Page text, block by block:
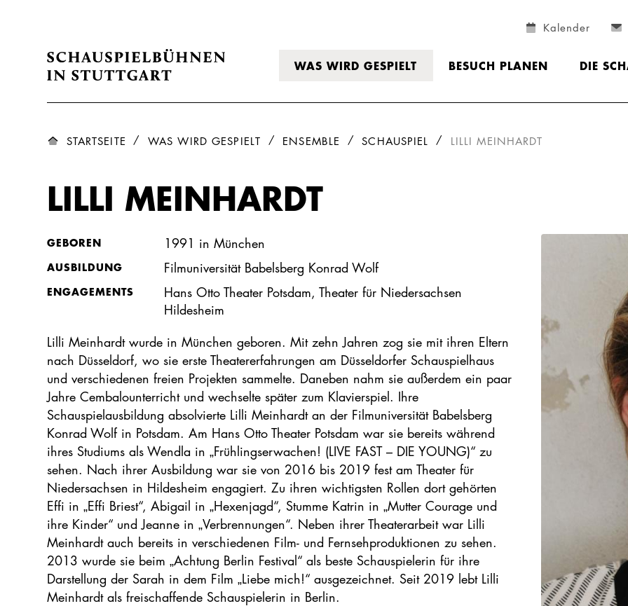
Kalender
WAS WIRD GESPIELT BESUCH PLANEN DIE
STARTSEITE WAS WIRD GESPIELT ENSEMBLE SCHAUSPIEL LILLI MEINHARDT
LILLI MEINHARDT
GEBOREN 1991 in München
AUSBILDUNG Filmuniversität Babelsberg Konrad Wolf
ENGAGEMENTS
Hans Otto Theater Potsdam, Theater für Niedersachsen
Hildesheim
Lilli Meinhardt wurde in München geboren. Mit zehn Jahren zog sie mit ihren Eltern
nach Düsseldorf, wo sie erste Theatererfahrungen am Düsseldorfer Schauspielhaus
und verschiedenen freien Projekten sammelte. Daneben nahm sie außerdem ein paar
Jahre Cembalounterricht und wechselte später zum Klavierspiel. Ihre
Schauspielausbildung absolvierte Lilli Meinhardt an der Filmuniversität Babelsberg
Konrad Wolf in Potsdam. Am Hans Otto Theater Potsdam war sie bereits während
ihres Studiums als Wendla in „Frühlingserwachen! (LIVE FAST – DIE YOUNG)“ zu
sehen. Nach ihrer Ausbildung war sie von 2016 bis 2019 fest am Theater für
Niedersachsen in Hildesheim engagiert. Zu ihren wichtigsten Rollen dort gehörten
Effi in „Effi Briest“, Abigail in „Hexenjagd“, Stumme Katrin in „Mutter Courage und
ihre Kinder“ und Jeanne in „Verbrennungen“. Neben ihrer Theaterarbeit war Lilli
Meinhardt auch bereits in verschiedenen Film- und Fernsehproduktionen zu sehen.
2013 wurde sie beim „Achtung Berlin Festival“ als beste Schauspielerin für ihre
Darstellung der Sarah in dem Film „Liebe mich!“ ausgezeichnet. Seit 2019 lebt Lilli
Meinhardt als freischaffende Schauspielerin in Berlin.